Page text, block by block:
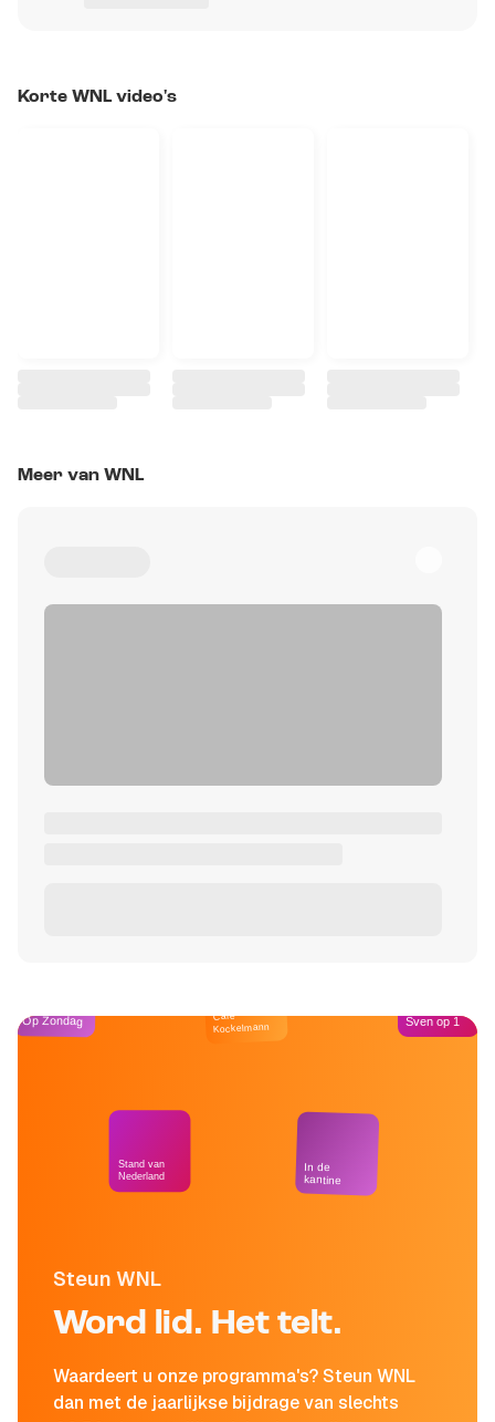
Korte WNL video's
Meer van WNL
Steun WNL
Word lid. Het telt.
Waardeert u onze programma's? Steun WNL
dan met de jaarlijkse bijdrage van slechts
Op Zondag
Stand van
Nederland
Café
Kockelmann
In de
kantine
Sven op 1